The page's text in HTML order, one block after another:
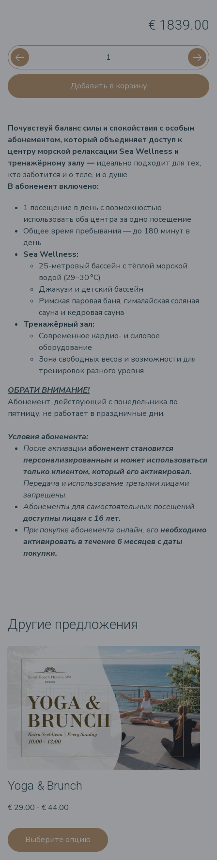
€ 1839.00
Добавить в корзину
Почувствуй баланс силы и спокойствия с особым
абонементом, который объединяет доступ к
центру морской релаксации Sea Wellness и
тренажёрному залу — идеально подходит для тех,
кто заботится и о теле, и о душе.
В абонемент включено:
1 посещение в день с возможностью
использовать оба центра за одно посещение
Общее время пребывания — до 180 минут в
день
Sea Wellness:
25-метровый бассейн с тёплой морской
водой (29–30 °C)
Джакузи и детский бассейн
Римская паровая баня, гималайская соляная
сауна и кедровая сауна
Тренажёрный зал:
Современное кардио- и силовое
оборудование
Зона свободных весов и возможности для
тренировок разного уровня
ОБРАТИ ВНИМАНИЕ!
Абонемент, действующий с понедельника по
пятницу, не работает в праздничные дни.
Условия абонемента:
После активацииабонемент становится
персонализированным и может использоваться
только клиентом, который его активировал.
Передача и использование третьими лицами
запрещены.
Абонементы для самостоятельных посещений
доступны лицам с 16 лет.
При покупке абонемента онлайн, егонеобходимо
активировать в течение 6 месяцев с даты
покупки.
Другие предложения
Yoga & Brunch
€ 29.00 - € 44.00
Выберите опцию